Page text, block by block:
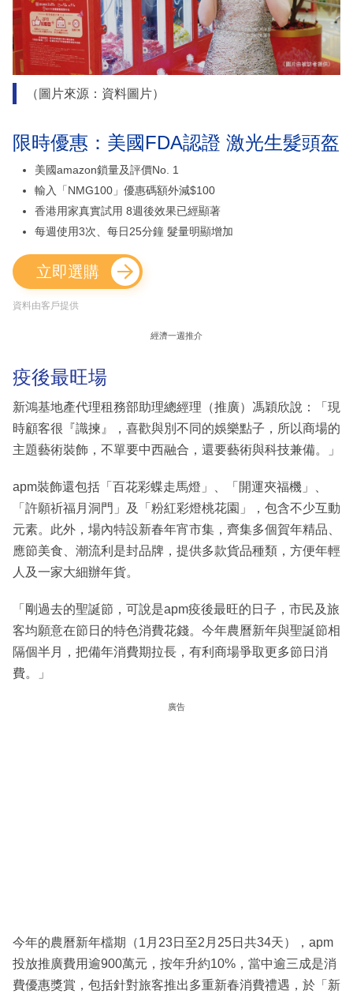
（圖片來源：資料圖片）
限時優惠：美國FDA認證 激光生髮頭盔
美國amazon鎖量及評價No. 1
輸入「NMG100」優惠碼額外減$100
香港用家真實試用 8週後效果已經顯著
每週使用3次、每日25分鐘 髮量明顯增加
立即選購
資料由客戶提供
經濟一週推介
疫後最旺場
新鴻基地產代理租務部助理總經理（推廣）馮穎欣說：「現
時顧客很『識揀』，喜歡與別不同的娛樂點子，所以商場的
主題藝術裝飾，不單要中西融合，還要藝術與科技兼備。」
apm裝飾還包括「百花彩蝶走馬燈」、「開運夾福機」、
「許願祈福月洞門」及「粉紅彩燈桃花園」，包含不少互動
元素。此外，場內特設新春年宵市集，齊集多個賀年精品、
應節美食、潮流利是封品牌，提供多款貨品種類，方便年輕
人及一家大細辦年貨。
「剛過去的聖誕節，可說是apm疫後最旺的日子，市民及旅
客均願意在節日的特色消費花錢。今年農曆新年與聖誕節相
隔個半月，把備年消費期拉長，有利商場爭取更多節日消
費。」
廣告
今年的農曆新年檔期（1月23日至2月25日共34天），apm
投放推廣費用逾900萬元，按年升約10%，當中逾三成是消
費優惠獎賞，包括針對旅客推出多重新春消費禮遇，於「新